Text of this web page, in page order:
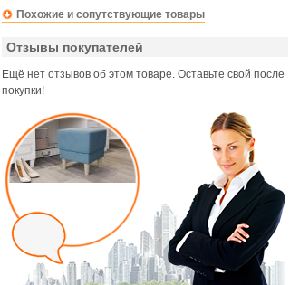
Похожие и сопутствующие товары
Отзывы покупателей
Ещё нет отзывов об этом товаре. Оставьте свой после
покупки!